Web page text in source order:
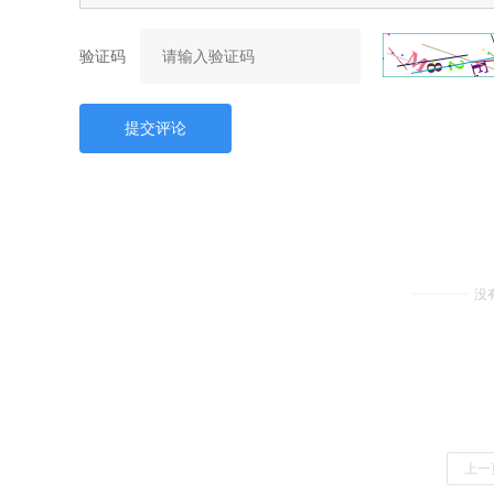
验证码
提交评论
没
上